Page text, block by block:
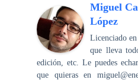
Miguel
López
Licenciado
que lleva
edición, etc. Le puedes
que quieras en